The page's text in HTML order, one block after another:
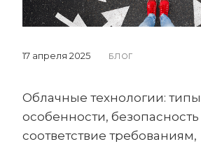
17 апреля 2025 БЛОГ
Облачные технологии:
особенности, безопасность
соответствие требованиям,